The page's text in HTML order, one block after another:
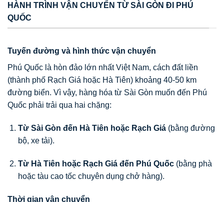
HÀNH TRÌNH VẬN CHUYỂN TỪ SÀI GÒN ĐI PHÚ
QUỐC
Tuyến đường và hình thức vận chuyển
Phú Quốc là hòn đảo lớn nhất Việt Nam, cách đất liền
(thành phố Rạch Giá hoặc Hà Tiên) khoảng 40-50 km
đường biển. Vì vậy, hàng hóa từ Sài Gòn muốn đến Phú
Quốc phải trải qua hai chặng:
Từ Sài Gòn đến Hà Tiên hoặc Rạch Giá(bằng đường
bộ, xe tải).
Từ Hà Tiên hoặc Rạch Giá đến Phú Quốc(bằng phà
hoặc tàu cao tốc chuyên dụng chở hàng).
Thời gian vận chuyển